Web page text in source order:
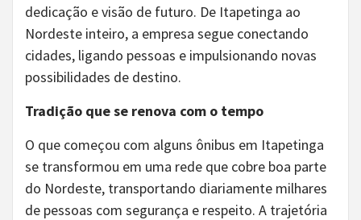
dedicação e visão de futuro. De Itapetinga ao
Nordeste inteiro, a empresa segue conectando
cidades, ligando pessoas e impulsionando novas
possibilidades de destino.
Tradição que se renova com o tempo
O que começou com alguns ônibus em Itapetinga
se transformou em uma rede que cobre boa parte
do Nordeste, transportando diariamente milhares
de pessoas com segurança e respeito. A trajetória